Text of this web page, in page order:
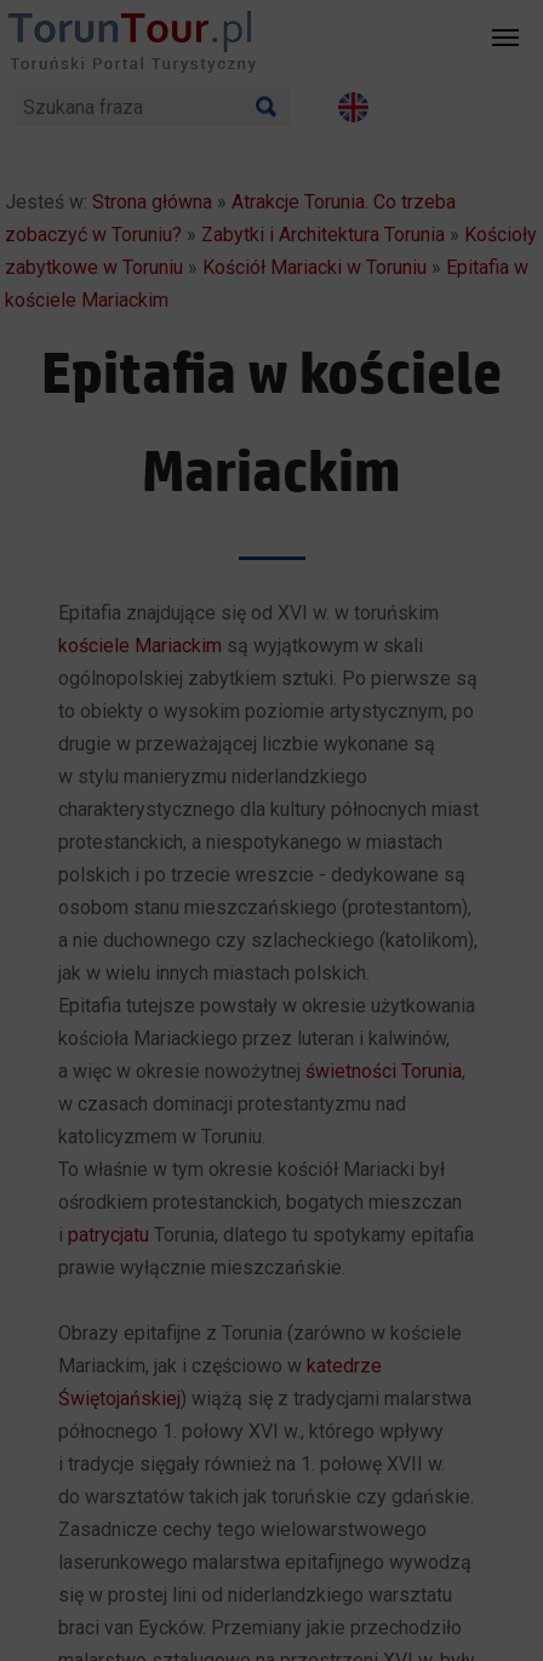
Jesteś w: Strona główna »Atrakcje Torunia. Co trzeba
zobaczyć w Toruniu? » Zabytki i Architektura Torunia » Kościoły
zabytkowe w Toruniu » Kościół Mariacki w Toruniu » Epitafia w
kościele Mariackim
Epitafia w kościele
Mariackim
Epitafia znajdujące się od XVI w. w toruńskim
kościele Mariackim są wyjątkowym w skali
ogólnopolskiej zabytkiem sztuki. Po pierwsze są
to obiekty o wysokim poziomie artystycznym, po
drugie w przeważającej liczbie wykonane są
w stylu manieryzmu niderlandzkiego
charakterystycznego dla kultury północnych miast
protestanckich, a niespotykanego w miastach
polskich i po trzecie wreszcie - dedykowane są
osobom stanu mieszczańskiego (protestantom),
a nie duchownego czy szlacheckiego (katolikom),
jak w wielu innych miastach polskich.
Epitafia tutejsze powstały w okresie użytkowania
kościoła Mariackiego przez luteran i kalwinów,
a więc w okresie nowożytnej świetności Torunia,
w czasach dominacji protestantyzmu nad
katolicyzmem w Toruniu.
To właśnie w tym okresie kościół Mariacki był
ośrodkiem protestanckich, bogatych mieszczan
i patrycjatu Torunia, dlatego tu spotykamy epitafia
prawie wyłącznie mieszczańskie.
Obrazy epitafijne z Torunia (zarówno w kościele
Mariackim, jak i częściowo w katedrze
Świętojańskiej) wiążą się z tradycjami malarstwa
północnego 1. połowy XVI w., którego wpływy
i tradycje sięgały również na 1. połowę XVII w.
do warsztatów takich jak toruńskie czy gdańskie.
Zasadnicze cechy tego wielowarstwowego
laserunkowego malarstwa epitafijnego wywodzą
się w prostej lini od niderlandzkiego warsztatu
braci van Eycków. Przemiany jakie przechodziło